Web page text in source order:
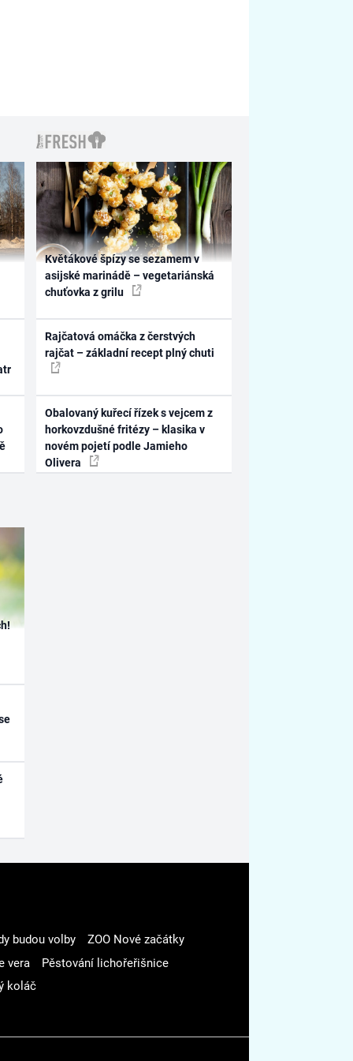
Květákové špízy se sezamem v
asijské marinádě – vegetariánská
chuťovka z grilu
Rajčatová omáčka z čerstvých
rajčat – základní recept plný chuti
Obalovaný kuřecí řízek s vejcem z
horkovzdušné fritézy – klasika v
novém pojetí podle Jamieho
Olivera
budou volby
ZOO Nové začátky
vera
Pěstování lichořeřišnice
koláč